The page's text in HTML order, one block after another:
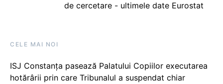
de cercetare - ultimele date Eurostat
CELE MAI NOI
ISJ Constanța pasează Palatului Copiilor executarea
hotărârii prin care Tribunalul a suspendat chiar